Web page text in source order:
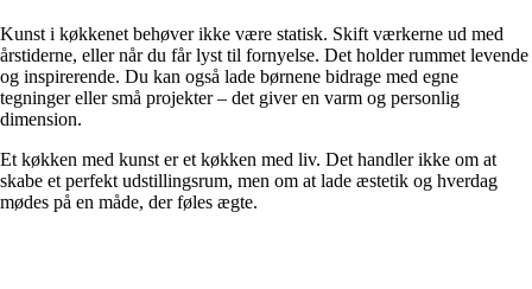
Kunst i køkkenet behøver ikke være statisk. Skift værkerne ud med
årstiderne, eller når du får lyst til fornyelse. Det holder rummet levende
og inspirerende. Du kan også lade børnene bidrage med egne
tegninger eller små projekter – det giver en varm og personlig
dimension.
Et køkken med kunst er et køkken med liv. Det handler ikke om at
skabe et perfekt udstillingsrum, men om at lade æstetik og hverdag
mødes på en måde, der føles ægte.